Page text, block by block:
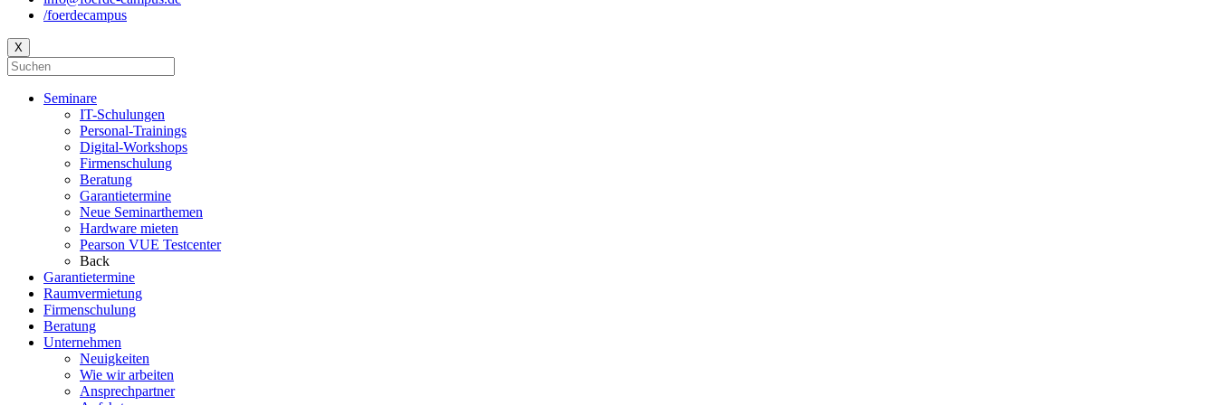
/foerdecampus
X
Seminare
IT-Schulungen
Personal-Trainings
Digital-Workshops
Firmenschulung
Beratung
Garantietermine
Neue Seminarthemen
Hardware mieten
Pearson VUE Testcenter
Back
Garantietermine
Raumvermietung
Firmenschulung
Beratung
Unternehmen
Neuigkeiten
Wie wir arbeiten
Ansprechpartner